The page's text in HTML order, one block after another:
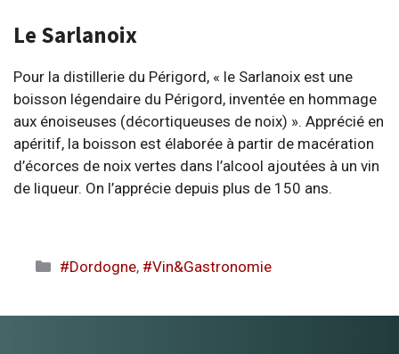
Le Sarlanoix
Pour la distillerie du Périgord, « le Sarlanoix est une
boisson légendaire du Périgord, inventée en hommage
aux énoiseuses (décortiqueuses de noix) ». Apprécié en
apéritif, la boisson est élaborée à partir de macération
d’écorces de noix vertes dans l’alcool ajoutées à un vin
de liqueur. On l’apprécie depuis plus de 150 ans.
Catégories
#Dordogne, #Vin&Gastronomie